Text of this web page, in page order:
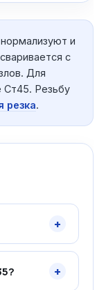
и
с
Для
Ст45. Резьбу
резка.
+
+